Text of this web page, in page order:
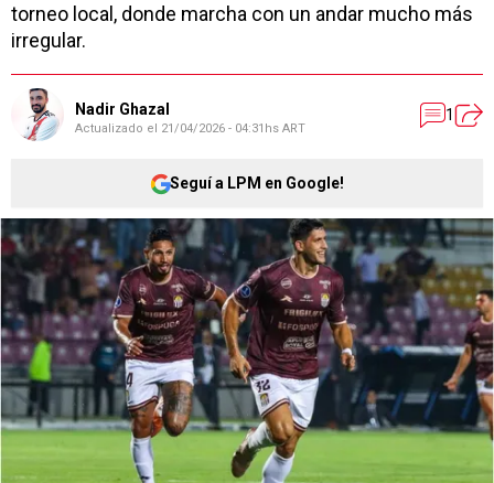
torneo local, donde marcha con un andar mucho más
irregular.
Nadir Ghazal
Actualizado el 21/04/2026 - 04:31hs ART
1
Seguí a LPM en Google!